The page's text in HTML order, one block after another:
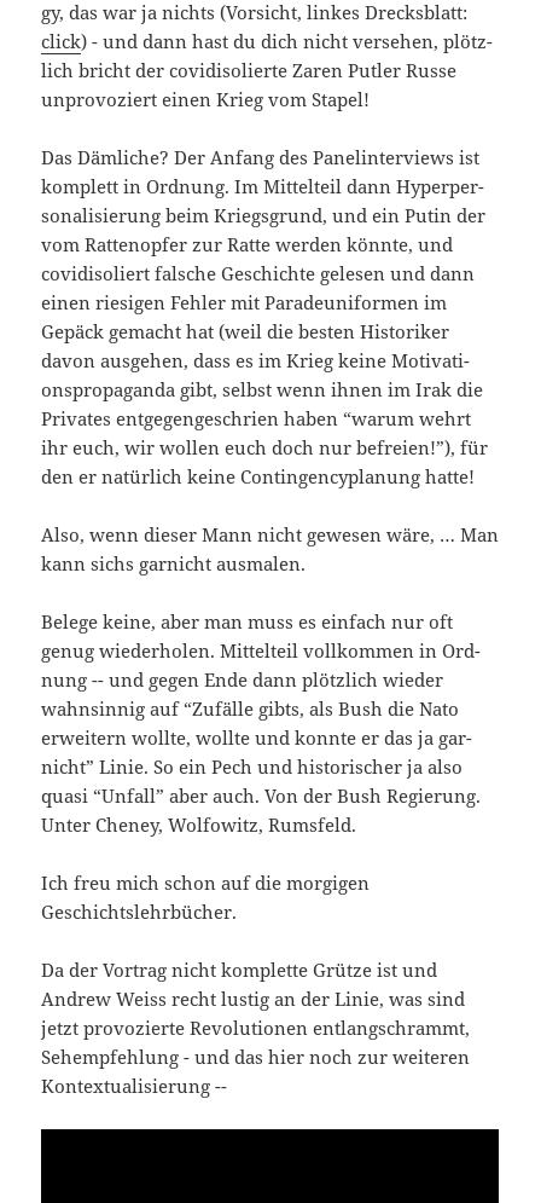
gy, das war ja nichts (Vor­sicht, lin­kes Drecks­blatt:
click) - und dann hast du dich nicht ver­se­hen, plötz­
lich bricht der covid­iso­lier­te Zaren Put­ler Rus­se
unpro­vo­ziert einen Krieg vom Stapel!
Das Däm­li­che? Der Anfang des Panelin­ter­views ist
kom­plett in Ord­nung. Im Mit­tel­teil dann Hyper­per­
so­na­li­sie­rung beim Kriegs­grund, und ein Putin der
vom Rat­ten­op­fer zur Rat­te wer­den könn­te, und
covid­iso­liert fal­sche Geschich­te gele­sen und dann
einen rie­si­gen Feh­ler mit Para­de­uni­for­men im
Gepäck gemacht hat (weil die bes­ten His­to­ri­ker
davon aus­ge­hen, dass es im Krieg kei­ne Moti­va­ti­
ons­pro­pa­gan­da gibt, selbst wenn ihnen im Irak die
Pri­va­tes ent­ge­gen­ge­schrien haben “war­um wehrt
ihr euch, wir wol­len euch doch nur befrei­en!”), für
den er natür­lich kei­ne Con­tin­gen­cy­pla­nung hatte!
Also, wenn die­ser Mann nicht gewe­sen wäre, … Man
kann sichs gar­nicht ausmalen.
Bele­ge kei­ne, aber man muss es ein­fach nur oft
genug wie­der­ho­len. Mit­tel­teil voll­kom­men in Ord­
nung -- und gegen Ende dann plötz­lich wie­der
wahn­sin­nig auf “Zufäl­le gibts, als Bush die Nato
erwei­tern woll­te, woll­te und konn­te er das ja gar­
nicht” Linie. So ein Pech und his­to­ri­scher ja also
qua­si “Unfall” aber auch. Von der Bush Regie­rung.
Unter Che­ney, Wol­fo­witz, Rumsfeld.
Ich freu mich schon auf die mor­gi­gen
Geschichtslehrbücher.
Da der Vor­trag nicht kom­plet­te Grüt­ze ist und
Andrew Weiss recht lus­tig an der Linie, was sind
jetzt pro­vo­zier­te Revo­lu­tio­nen ent­lang­schrammt,
Seh­emp­feh­lung - und das hier noch zur wei­te­ren
Kontextualisierung --